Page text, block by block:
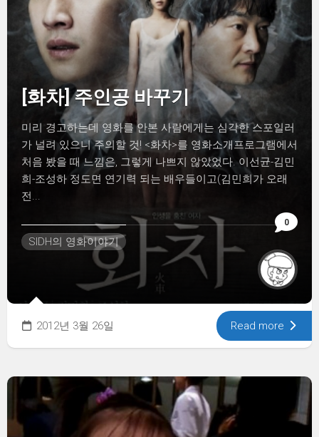
0
[화차] 주인공 바꾸기
미리 경고하는데 영화를 안본 사람에게는 심각한 스포일러
가 널려 있으니 주의할 것! <화차>를 영화소개프로그램에서
처음 봤을 때 느낌은, 그렇게 나쁘지 않았었다. 이선균-김민
희-조성하 정도면 연기력 되는 배우들이고(김민희가 오래
전...
SIDH의 영화이야기
2012년 3월 26일 Read more